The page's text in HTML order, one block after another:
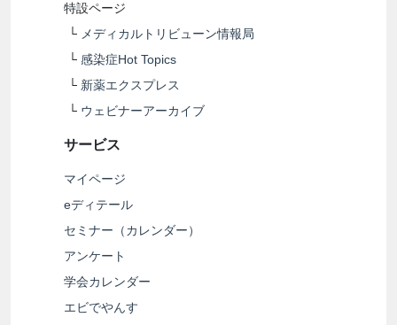
特設ページ
└ メディカルトリビューン情報局
└ 感染症Hot Topics
└ 新薬エクスプレス
└ ウェビナーアーカイブ
サービス
マイページ
eディテール
セミナー（カレンダー）
アンケート
学会カレンダー
エビでやんす